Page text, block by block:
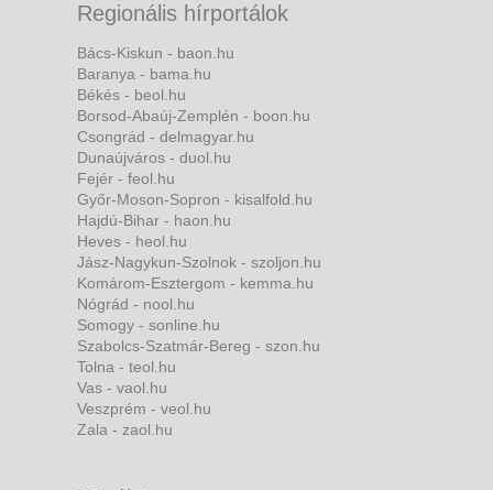
Regionális hírportálok
Bács-Kiskun - baon.hu
Baranya - bama.hu
Békés - beol.hu
Borsod-Abaúj-Zemplén - boon.hu
Csongrád - delmagyar.hu
Dunaújváros - duol.hu
Fejér - feol.hu
Győr-Moson-Sopron - kisalfold.hu
Hajdú-Bihar - haon.hu
Heves - heol.hu
Jász-Nagykun-Szolnok - szoljon.hu
Komárom-Esztergom - kemma.hu
Nógrád - nool.hu
Somogy - sonline.hu
Szabolcs-Szatmár-Bereg - szon.hu
Tolna - teol.hu
Vas - vaol.hu
Veszprém - veol.hu
Zala - zaol.hu